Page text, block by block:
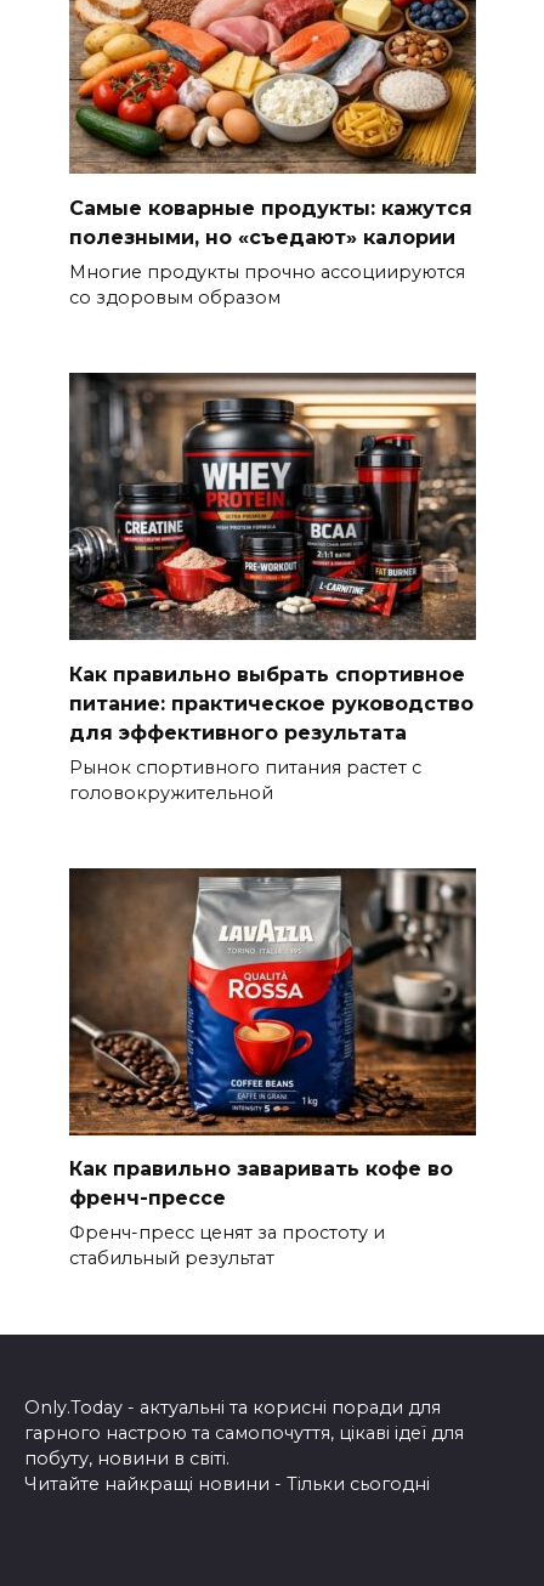
Самые коварные продукты: кажутся
полезными, но «съедают» калории
Многие продукты прочно ассоциируются
со здоровым образом
Как правильно выбрать спортивное
питание: практическое руководство
для эффективного результата
Рынок спортивного питания растет с
головокружительной
Как правильно заваривать кофе во
френч-прессе
Френч-пресс ценят за простоту и
стабильный результат
Only.Today - актуальні та корисні поради для
гарного настрою та самопочуття, цікаві ідеї для
побуту, новини в світі.
Читайте найкращі новини - Тільки сьогодні